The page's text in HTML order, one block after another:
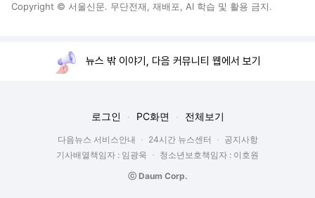
Copyright © 서울신문. 무단전재, 재배포, AI 학습 및 활용 금지.
뉴스 밖 이야기, 다음 커뮤니티 웹에서 보기
로그인 PC화면 전체보기
다음뉴스 서비스안내 24시간 뉴스센터
공지사항
기사배열책임자 : 임광욱
청소년보호책임자 : 이호원
ⓒ Daum Corp.